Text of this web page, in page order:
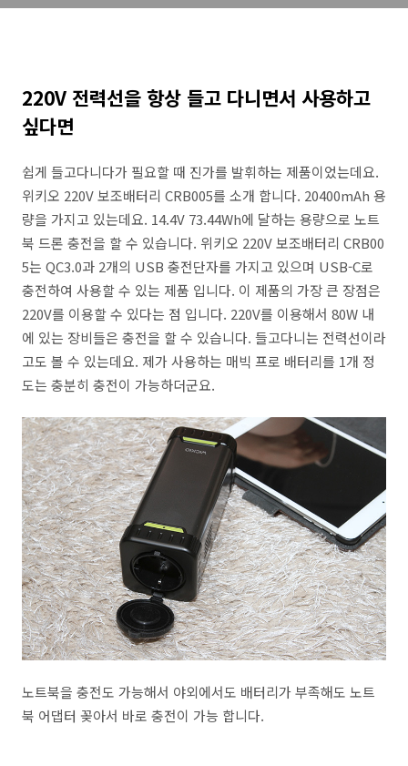
220V 전력선을 항상 들고 다니면서 사용하고
싶다면
쉽게 들고다니다가 필요할 때 진가를 발휘하는 제품이었는데요.
위키오 220V 보조배터리 CRB005를 소개 합니다. 20400mAh 용
량을 가지고 있는데요. 14.4V 73.44Wh에 달하는 용량으로 노트
북 드론 충전을 할 수 있습니다. 위키오 220V 보조배터리 CRB00
5는 QC3.0과 2개의 USB 충전단자를 가지고 있으며 USB-C로
충전하여 사용할 수 있는 제품 입니다. 이 제품의 가장 큰 장점은
220V를 이용할 수 있다는 점 입니다. 220V를 이용해서 80W 내
에 있는 장비들은 충전을 할 수 있습니다. 들고다니는 전력선이라
고도 볼 수 있는데요. 제가 사용하는 매빅 프로 배터리를 1개 정
도는 충분히 충전이 가능하더군요.
노트북을 충전도 가능해서 야외에서도 배터리가 부족해도 노트
북 어댑터 꽂아서 바로 충전이 가능 합니다.